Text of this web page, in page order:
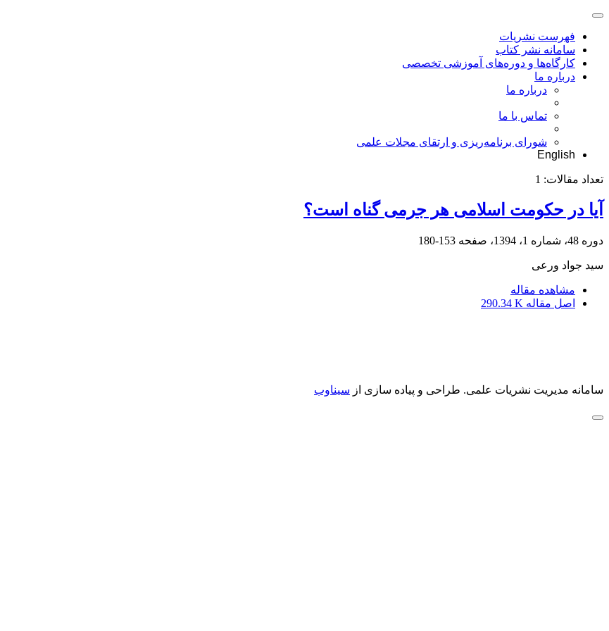
فهرست نشریات
سامانه نشر کتاب
کارگاه‌ها و دوره‌های آموزشی تخصصی
درباره ما
درباره ما
تماس با ما
شورای برنامه‌ریزی و ارتقای مجلات علمی
English
تعداد مقالات: 1
آیا در حکومت اسلامی هر جرمی گناه است؟
دوره 48، شماره 1، 1394، صفحه 153-180
سید جواد ورعی
مشاهده مقاله
اصل مقاله 290.34 K
سامانه مدیریت نشریات علمی. طراحی و پیاده سازی از سیناوب